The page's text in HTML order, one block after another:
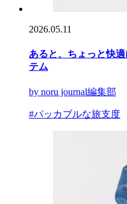
2026.05.11
あると、ちょっと快
テム
by noru journal編集部
#パッカブルな旅支度